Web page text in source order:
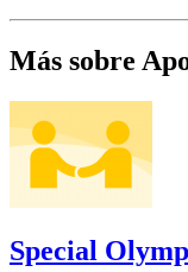
Más sobre
Special